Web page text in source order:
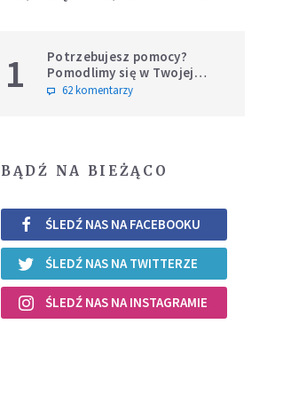
1
Potrzebujesz pomocy?
Pomodlimy się w Twojej
intencji
62 komentarzy
BĄDŹ NA BIEŻĄCO
ŚLEDŹ NAS NA FACEBOOKU
ŚLEDŹ NAS NA TWITTERZE
ŚLEDŹ NAS NA INSTAGRAMIE